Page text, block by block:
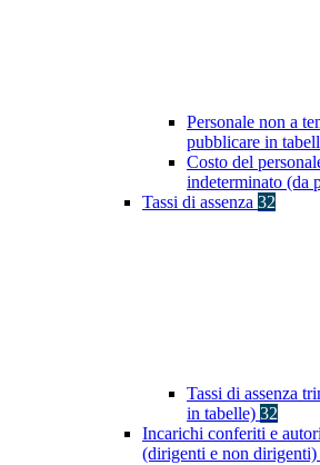
Personale non a
pubblicare in
Costo del
indeterminato (da
Tassi di assenza 32
Tassi di assenza
in tabelle) 32
Incarichi conferiti e
(dirigenti e non dirigenti)